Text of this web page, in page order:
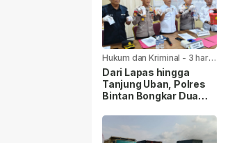
Hukum dan Kriminal - 3 hari
yang lalu
Dari Lapas hingga
Tanjung Uban, Polres
Bintan Bongkar Dua
Tersangka Dibekuk